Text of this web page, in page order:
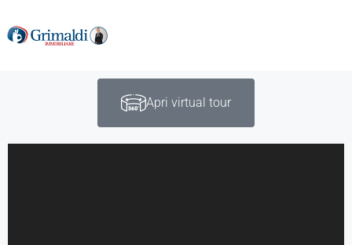
Apri virtual tour